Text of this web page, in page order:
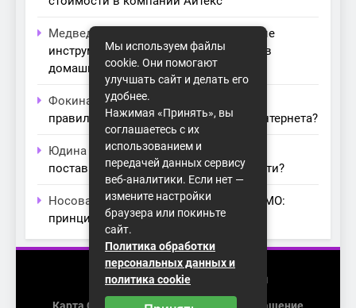
Медведева Амалия
Основные
инструменты для создания серверов в
домашних условиях
Фокина Невак записи
правильный модем для домашнего интернета?
Юдина Ивонак записиПроблемы с
поставщиками интернета: как их обойти?
Носова Агатак записиТехнология MIMO:
принципы работы и её преимущества
2026 (с) https://homenet-spb.ru
Мы используем файлы
cookie. Они помогают
улучшать сайт и делать его
удобнее.
Нажимая «Принять», вы
соглашаетесь с их
использованием и
передачей данных сервису
веб-аналитики. Если нет —
измените настройки
браузера или покиньте
сайт.
Политика обработки
персональных данных и
политика cookie